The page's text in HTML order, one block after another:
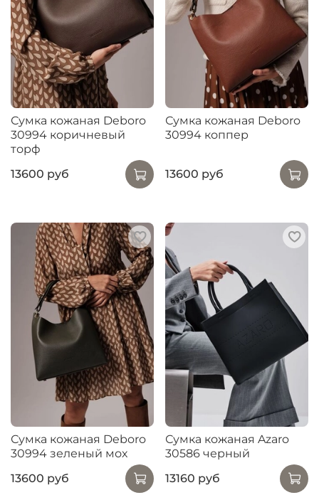
Сумка кожаная Deboro
30994 коричневый
торф
13600 руб
Сумка кожаная Deboro
30994 коппер
13600 руб
Сумка кожаная Deboro
30994 зеленый мох
13600 руб
Сумка кожаная Azaro
30586 черный
13160 руб